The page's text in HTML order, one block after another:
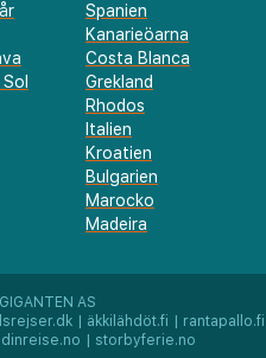
Spanien
Kanarieöarna
Costa Blanca
Grekland
Rhodos
Italien
Kroatien
Bulgarien
Marocko
Madeira
AS
äkkilähdöt.fi
rantapallo.fi
dinreise.no storbyferie.no